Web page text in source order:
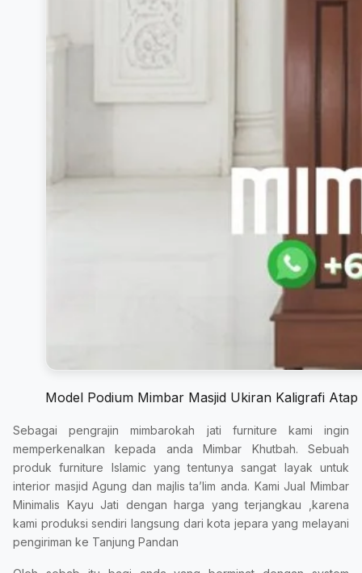
Model Podium Mimbar Masjid Ukiran Kaligrafi
Sebagai pengrajin mimbarokah jati furniture kami ingin
memperkenalkan kepada anda Mimbar Khutbah. Sebuah
produk furniture Islamic yang tentunya sangat layak untuk
interior masjid Agung dan majlis ta’lim anda. Kami Jual Mimbar
Minimalis Kayu Jati dengan harga yang terjangkau ,karena
kami produksi sendiri langsung dari kota jepara yang melayani
pengiriman ke Tanjung Pandan